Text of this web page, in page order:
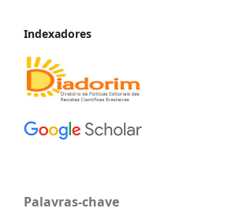
Indexadores
Palavras-chave